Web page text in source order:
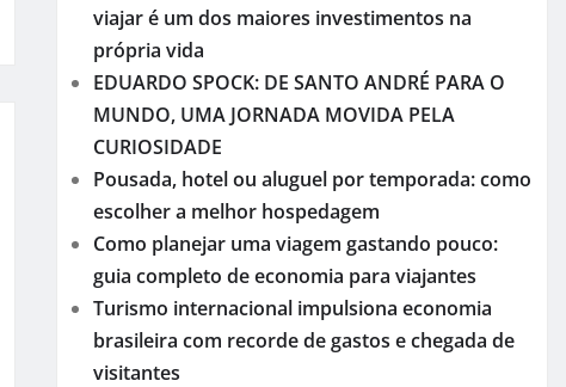
viajar é um dos maiores investimentos na
própria vida
EDUARDO SPOCK: DE SANTO ANDRÉ PARA O
MUNDO, UMA JORNADA MOVIDA PELA
CURIOSIDADE
Pousada, hotel ou aluguel por temporada: como
escolher a melhor hospedagem
Como planejar uma viagem gastando pouco:
guia completo de economia para viajantes
Turismo internacional impulsiona economia
brasileira com recorde de gastos e chegada de
visitantes